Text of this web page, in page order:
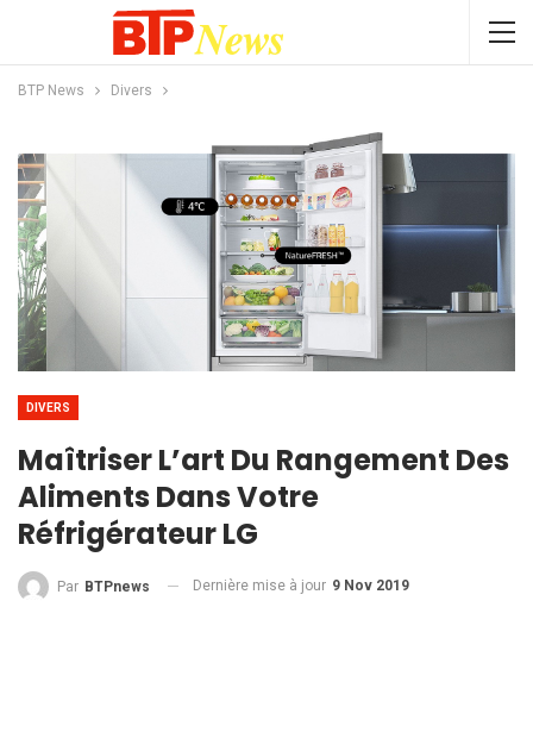
BTP News Divers
DIVERS
Maîtriser L’art Du Rangement Des
Aliments Dans Votre
Réfrigérateur LG
Par BTPnews Dernière mise à jour 9 Nov 2019